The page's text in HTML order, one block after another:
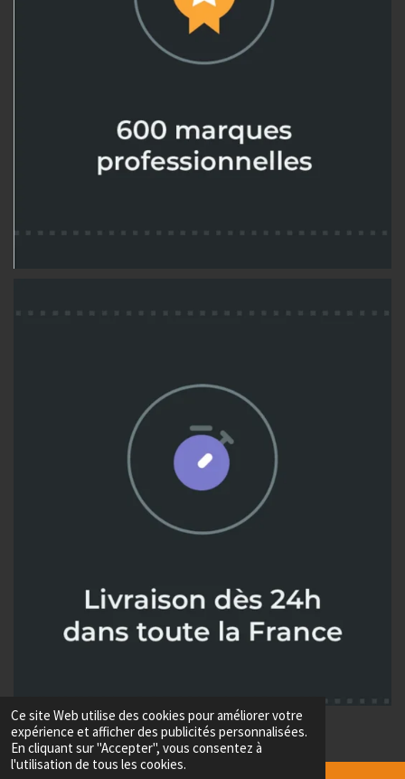
Ce site Web utilise des cookies pour améliorer votre
expérience et afficher des publicités personnalisées.
En cliquant sur "Accepter", vous consentez à
l'utilisation de tous les cookies.
© 2024 - 2026 Metaux diffusion
Propulsé parWebador